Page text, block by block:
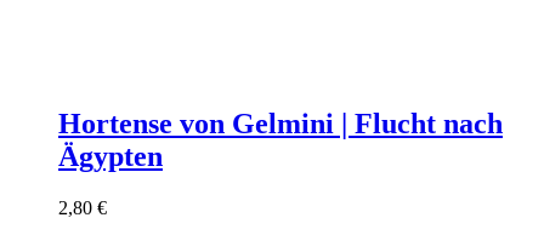
Hortense von Gelmini | Flucht nach
Ägypten
2,80 €